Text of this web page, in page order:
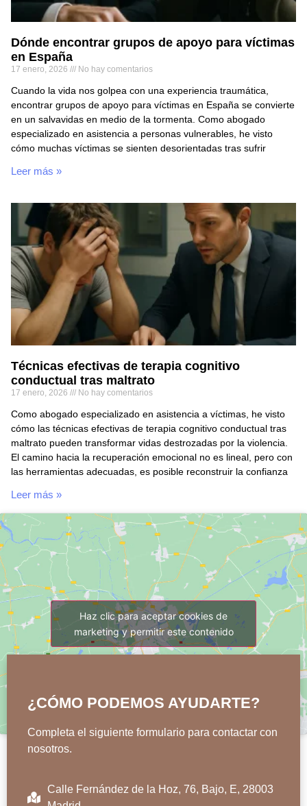
Dónde encontrar grupos de apoyo para víctimas
en España
17 enero, 2026 No hay comentarios
Cuando la vida nos golpea con una experiencia traumática,
encontrar grupos de apoyo para víctimas en España se convierte
en un salvavidas en medio de la tormenta. Como abogado
especializado en asistencia a personas vulnerables, he visto
cómo muchas víctimas se sienten desorientadas tras sufrir
Leer más »
Técnicas efectivas de terapia cognitivo
conductual tras maltrato
17 enero, 2026 No hay comentarios
Como abogado especializado en asistencia a víctimas, he visto
cómo las técnicas efectivas de terapia cognitivo conductual tras
maltrato pueden transformar vidas destrozadas por la violencia.
El camino hacia la recuperación emocional no es lineal, pero con
las herramientas adecuadas, es posible reconstruir la confianza
Leer más »
Haz clic para aceptar cookies de
marketing y permitir este contenido
¿CÓMO PODEMOS AYUDARTE?
Completa el siguiente formulario para contactar con
nosotros.
Calle Fernández de la Hoz, 76, Bajo, E, 28003